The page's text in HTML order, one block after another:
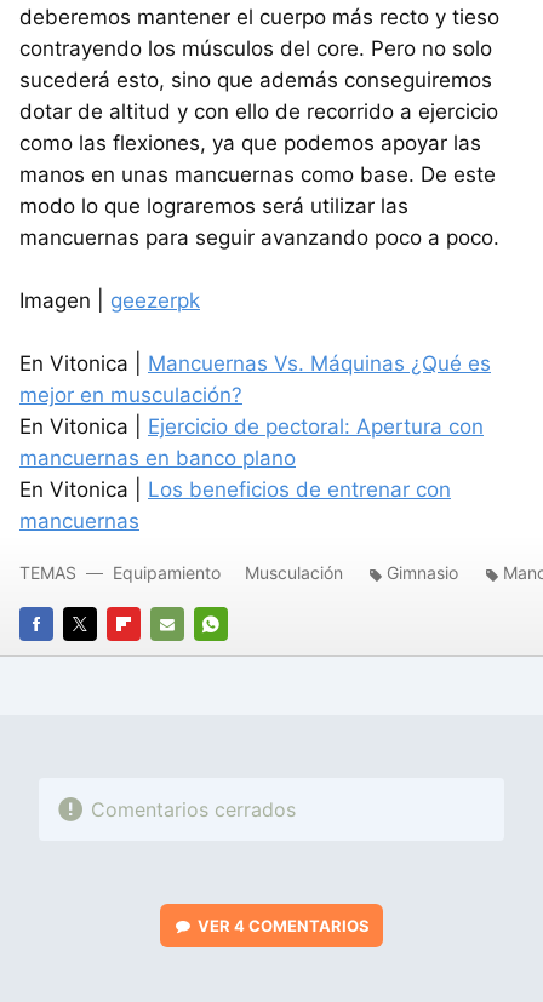
deberemos mantener el cuerpo más recto y tieso
contrayendo los músculos del core. Pero no solo
sucederá esto, sino que además conseguiremos
dotar de altitud y con ello de recorrido a ejercicio
como las flexiones, ya que podemos apoyar las
manos en unas mancuernas como base. De este
modo lo que lograremos será utilizar las
mancuernas para seguir avanzando poco a poco.
Imagen | geezerpk
En Vitonica | Mancuernas Vs. Máquinas ¿Qué es
mejor en musculación?
En Vitonica | Ejercicio de pectoral: Apertura con
mancuernas en banco plano
En Vitonica | Los beneficios de entrenar con
mancuernas
FACEBOOK
TWITTERFLIPBOARD
E-
WHATSAPP
TEMAS Equipamiento Musculación Gimnasio
Comentarios cerrados
VER 4 COMENTARIOS